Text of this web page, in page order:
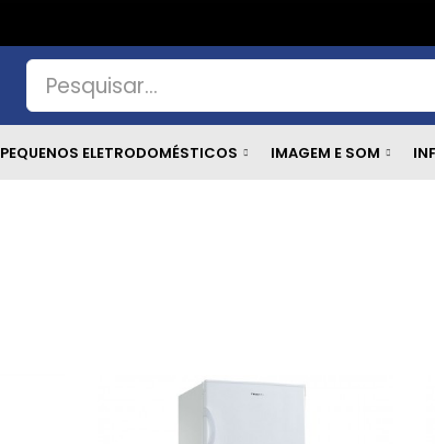
PEQUENOS ELETRODOMÉSTICOS IMAGEM E SOM